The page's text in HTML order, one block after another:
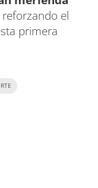
reforzando el
primera